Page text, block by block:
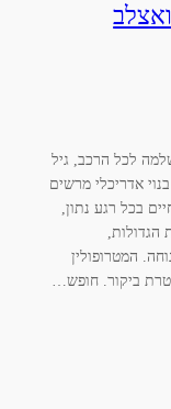
לכל הרכב, גיל
אדריכלי מרשים
בכל רגע נתון,
המטרופולין
ביקור. חופש…